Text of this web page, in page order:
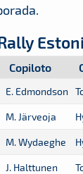
Copiloto
E. Edmondson
M. Järveoja
M. Wydaeghe
J. Halttunen